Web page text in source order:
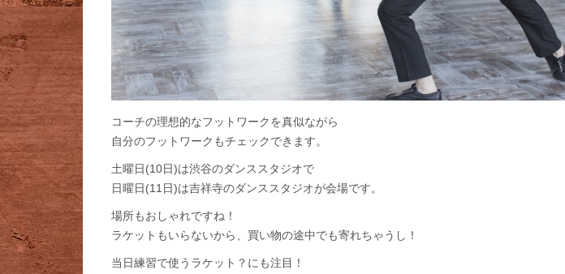
コーチの理想的なフットワークを真似ながら
自分のフットワークもチェックできます。
土曜日(10日)は渋谷のダンススタジオで
日曜日(11日)は吉祥寺のダンススタジオが会場です。
場所もおしゃれですね！
ラケットもいらないから、買い物の途中でも寄れちゃうし！
当日練習で使うラケット？にも注目！